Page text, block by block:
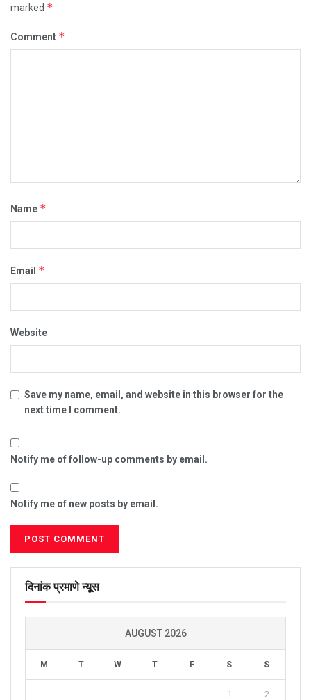
marked *
Comment *
Name *
Email *
Website
Save my name, email, and website in this browser for the
next time I comment.
Notify me of follow-up comments by email.
Notify me of new posts by email.
दिनांक प्रमाणे न्यूस
AUGUST 2026
M T W T F S S
1 2